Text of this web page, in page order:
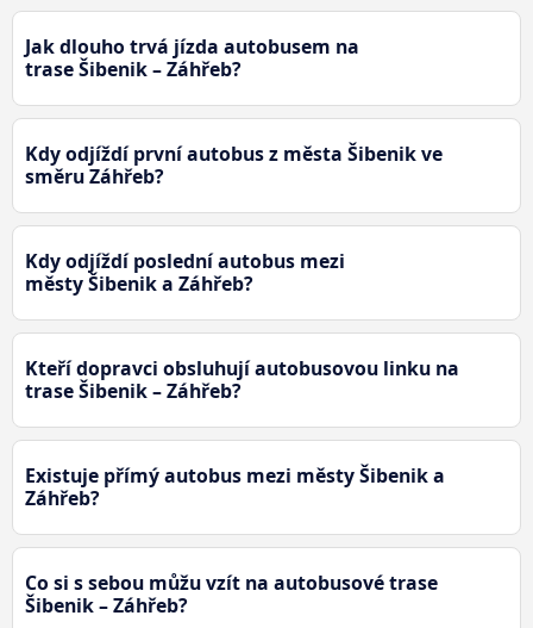
Jak dlouho trvá jízda autobusem na
trase Šibenik – Záhřeb?
Kdy odjíždí první autobus z města Šibenik ve
směru Záhřeb?
Kdy odjíždí poslední autobus mezi
městy Šibenik a Záhřeb?
Kteří dopravci obsluhují autobusovou linku na
trase Šibenik – Záhřeb?
Existuje přímý autobus mezi městy Šibenik a
Záhřeb?
Co si s sebou můžu vzít na autobusové trase
Šibenik – Záhřeb?